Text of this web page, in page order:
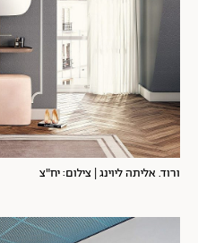
ורוד. אליתה ליוינג | צילום: יח"צ